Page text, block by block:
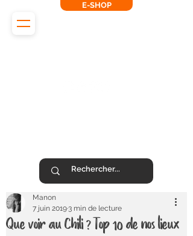
E-SHOP
Que voir au Chili ? Top 10 de nos lieux
Manon
7 juin 20193 min de lecture